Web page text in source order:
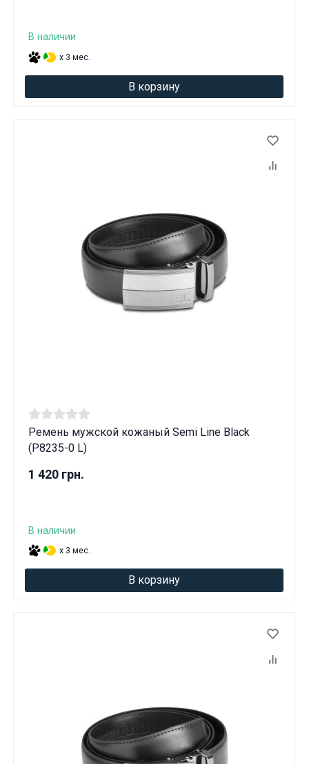
В наличии
x 3 мес.
В корзину
Ремень мужской кожаный Semi Line Black
(P8235-0 L)
1 420 грн.
В наличии
x 3 мес.
В корзину